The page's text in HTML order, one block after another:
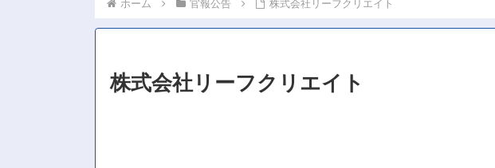
ホーム 官報公告 株式会社リーフクリエイト
株式会社リーフクリエイト